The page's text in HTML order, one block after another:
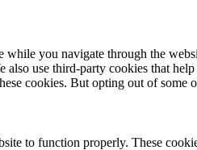
you navigate through the
use third-party cookies that
cookies. But opting out of some
to function properly. These